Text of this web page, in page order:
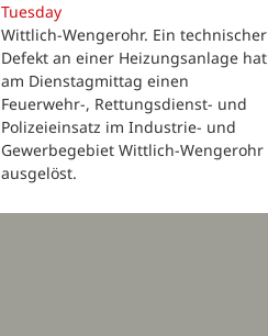
Tuesday
Wittlich-Wengerohr. Ein technischer
Defekt an einer Heizungsanlage hat
am Dienstagmittag einen
Feuerwehr-, Rettungsdienst- und
Polizeieinsatz im Industrie- und
Gewerbegebiet Wittlich-Wengerohr
ausgelöst.